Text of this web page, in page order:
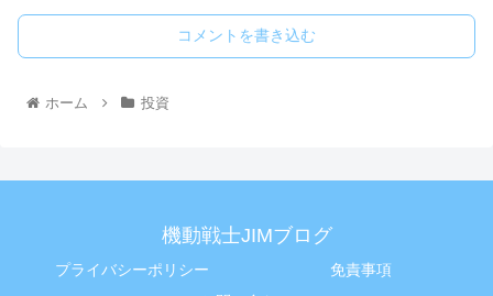
コメントを書き込む
ホーム 投資
機動戦士JIMブログ
プライバシーポリシー
免責事項